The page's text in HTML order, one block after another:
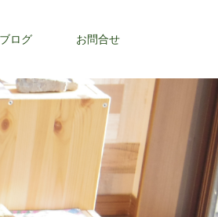
ブログ お問合せ